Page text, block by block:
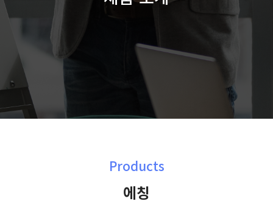
Products
에칭